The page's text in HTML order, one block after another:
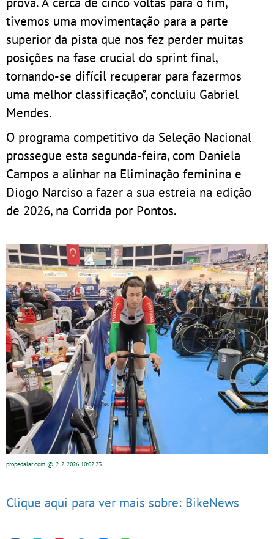
tivemos uma movimentação para a parte
superior da pista que nos fez perder muitas
posições na fase crucial do sprint final,
tornando-se difícil recuperar para fazermos
uma melhor classificação”, concluiu Gabriel
Mendes.
O programa competitivo da Seleção Nacional
prossegue esta segunda-feira, com Daniela
Campos a alinhar na Eliminação feminina e
Diogo Narciso a fazer a sua estreia na edição
de 2026, na Corrida por Pontos.
propedalar.com @ 2-2-2026 10:02:23
Clique aqui para ver mais sobre: BikeNews